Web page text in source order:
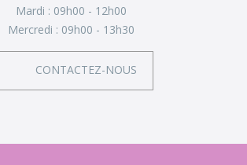
Mardi : 09h00 - 12h00
Mercredi : 09h00 - 13h30
CONTACTEZ-NOUS